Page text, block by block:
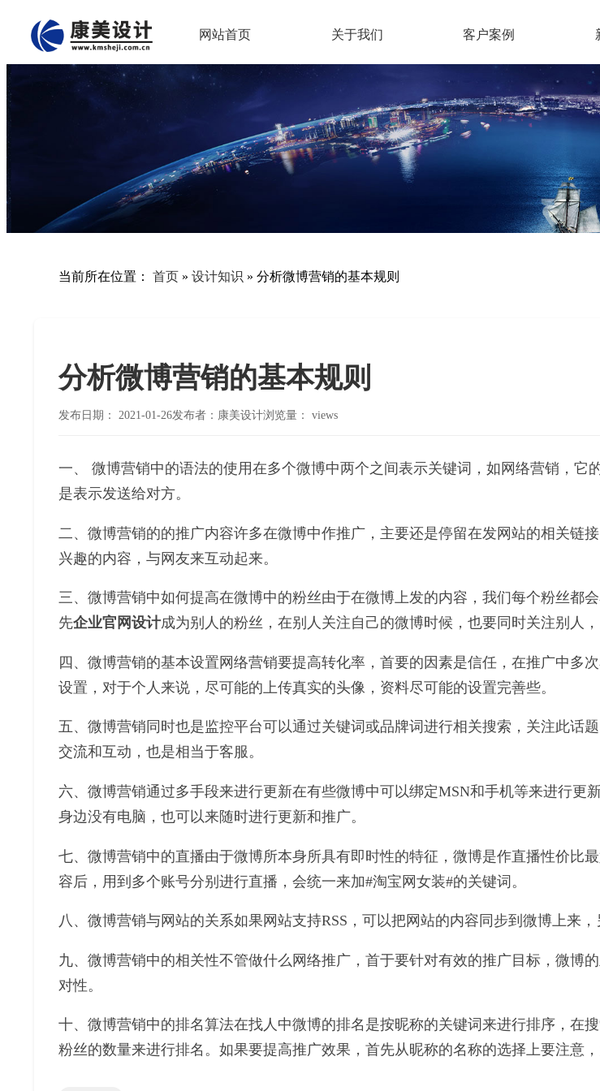
网站首页 关于我们 客户案例
当前所在位置： 首页 » 设计知识 » 分析微博营销的基本规则
分析微博营销的基本规则
发布日期： 2021-01-26发布者：康美设计浏览量： views
一、 微博营销中的语法的使用在多个微博中两个之间表示关键词，如网络营销，它
是表示发送给对方。
二、微博营销的的推广内容许多在微博中作推广，主要还是停留在发网站的相关链
兴趣的内容，与网友来互动起来。
三、微博营销中如何提高在微博中的粉丝由于在微博上发的内容，我们每个粉丝都
先企业官网设计成为别人的粉丝，在别人关注自己的微博时候，也要同时关注别人
四、微博营销的基本设置网络营销要提高转化率，首要的因素是信任，在推广中多
设置，对于个人来说，尽可能的上传真实的头像，资料尽可能的设置完善些。
五、微博营销同时也是监控平台可以通过关键词或品牌词进行相关搜索，关注此话
交流和互动，也是相当于客服。
六、微博营销通过多手段来进行更新在有些微博中可以绑定MSN和手机等来进行
身边没有电脑，也可以来随时进行更新和推广。
七、微博营销中的直播由于微博所本身所具有即时性的特征，微博是作直播性价比
容后，用到多个账号分别进行直播，会统一来加#淘宝网女装#的关键词。
八、微博营销与网站的关系如果网站支持RSS，可以把网站的内容同步到微博上来
九、微博营销中的相关性不管做什么网络推广，首于要针对有效的推广目标，微博
对性。
十、微博营销中的排名算法在找人中微博的排名是按昵称的关键词来进行排序，在
粉丝的数量来进行排名。如果要提高推广效果，首先从昵称的名称的选择上要注意